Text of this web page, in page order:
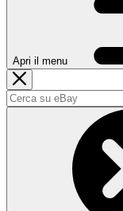
Apri il menu